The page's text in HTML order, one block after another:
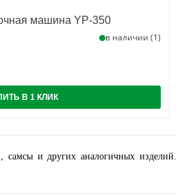
машина YP-350
в наличии (1)
В 1 КЛИК
самсы и других аналогичных изделий.